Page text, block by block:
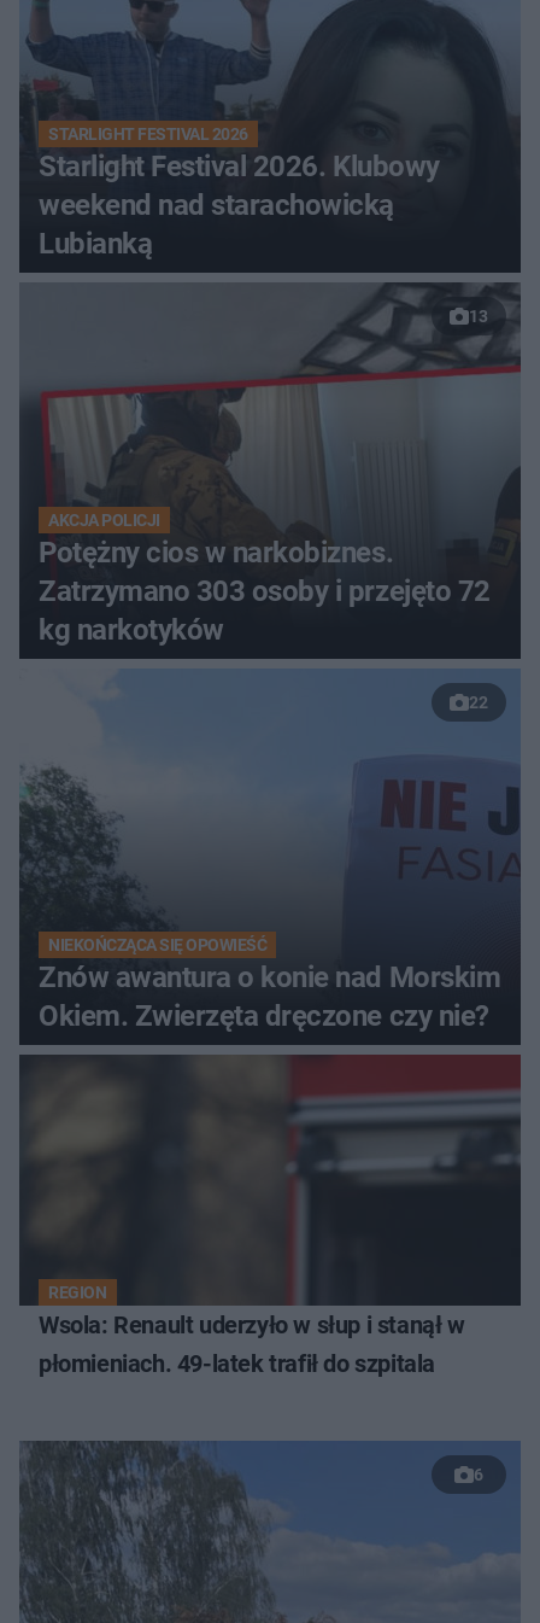
STARLIGHT FESTIVAL 2026
Starlight Festival 2026. Klubowy
weekend nad starachowicką
Lubianką
13
AKCJA POLICJI
Potężny cios w narkobiznes.
Zatrzymano 303 osoby i przejęto 72
kg narkotyków
22
NIEKOŃCZĄCA SIĘ OPOWIEŚĆ
Znów awantura o konie nad Morskim
Okiem. Zwierzęta dręczone czy nie?
REGION
Wsola: Renault uderzyło w słup i stanął w
płomieniach. 49-latek trafił do szpitala
6